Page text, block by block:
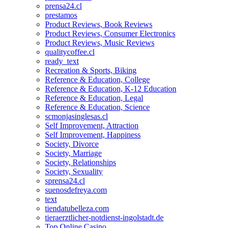
prensa24.cl
prestamos
Product Reviews, Book Reviews
Product Reviews, Consumer Electronics
Product Reviews, Music Reviews
qualitycoffee.cl
ready_text
Recreation & Sports, Biking
Reference & Education, College
Reference & Education, K-12 Education
Reference & Education, Legal
Reference & Education, Science
scmonjasinglesas.cl
Self Improvement, Attraction
Self Improvement, Happiness
Society, Divorce
Society, Marriage
Society, Relationships
Society, Sexuality
sprensa24.cl
suenosdefreya.com
text
tiendatubelleza.com
tieraerztlicher-notdienst-ingolstadt.de